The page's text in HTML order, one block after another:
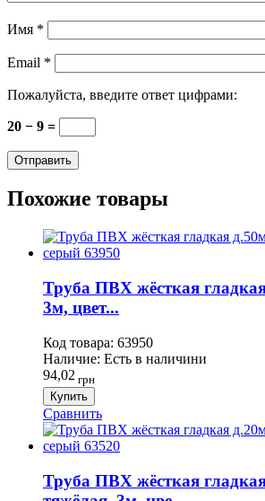
Имя *
Email *
Пожалуйста, введите ответ цифрами:
20 − 9 =
Похожие товары
Труба ПВХ жёсткая
3м, цвет...
Код товара: 63950
Наличие: Есть в наличини
94,02 грн
Купить
Сравнить
Труба ПВХ жёсткая